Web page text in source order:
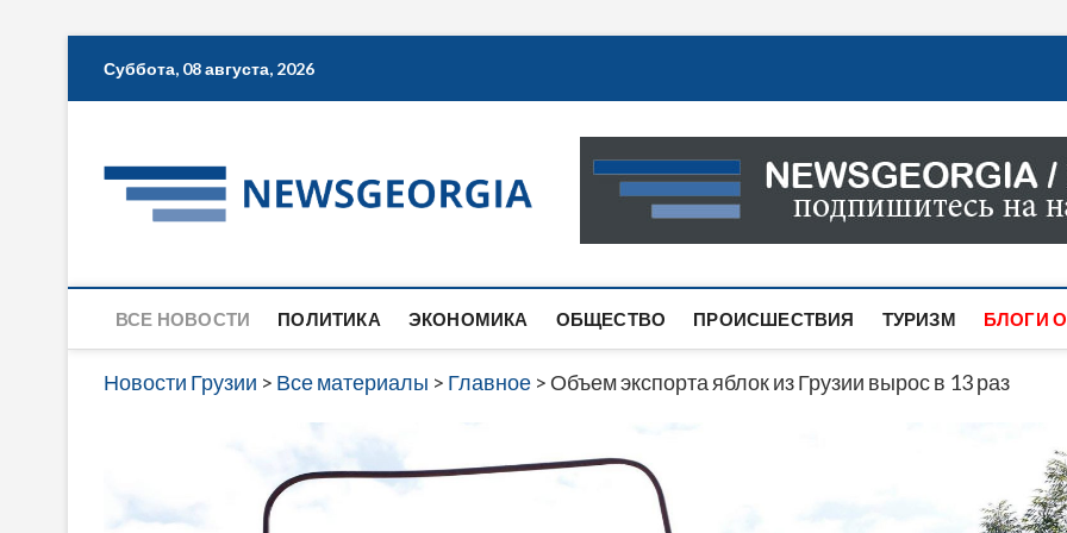
Суббота, 08 августа, 2026
Новости Грузии
САМАЯ АКТУАЛЬНАЯ ИНФОРМАЦИЯ О СОБЫТИЯХ
САЙТЕ ВЫ НАЙДЕТЕ НОВОСТИ ПОЛИТИКИ,
ВСЕ НОВОСТИ ПОЛИТИКА ЭКОНОМИКА ОБЩЕСТВО ПРОИСШЕСТВИЯ ТУРИЗМ БЛОГИ
Новости Грузии > Все материалы > Главное > Объем экспорта яблок из Грузии вырос в 13 раз